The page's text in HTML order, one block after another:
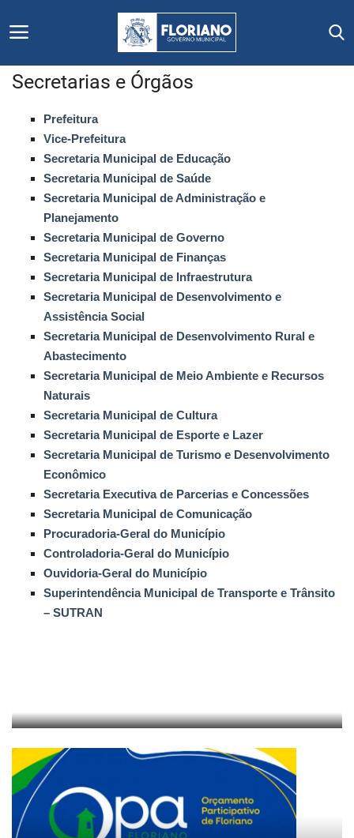
Editais
Floriano
Secretarias e Órgãos
Mural de Licitações
Notícias
Vídeos
Webmail
Contato
Secretarias e Órgãos
Prefeitura
Vice-Prefeitura
Secretaria Municipal de Educação
Secretaria Municipal de Saúde
Secretaria Municipal de Administração e
Planejamento
Secretaria Municipal de Governo
Secretaria Municipal de Finanças
Secretaria Municipal de Infraestrutura
Secretaria Municipal de Desenvolvimento e
Assistência Social
Secretaria Municipal de Desenvolvimento Rural e
Abastecimento
Secretaria Municipal de Meio Ambiente e Recursos
Naturais
Secretaria Municipal de Cultura
Secretaria Municipal de Esporte e Lazer
Secretaria Municipal de Turismo e Desenvolvimento
Econômico
Secretaria Executiva de Parcerias e Concessões
Secretaria Municipal de Comunicação
Procuradoria-Geral do Município
Controladoria-Geral do Município
Ouvidoria-Geral do Município
Superintendência Municipal de Transporte e Trânsito
– SUTRAN